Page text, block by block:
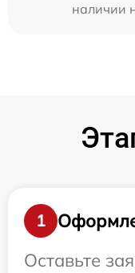
наличии
1
Оставьте